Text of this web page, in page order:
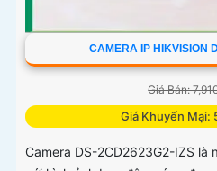
CAMERA IP HIKVISION
Giá Bán:
Giá Khuyến Mại:
Camera DS-2CD2623G2-IZS là